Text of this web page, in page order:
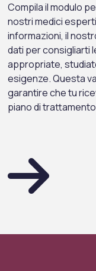
Compila il modulo
nostri medici
informazioni, il
dati per consigliarti
appropriate,
esigenze. Questa
garantire che tu
piano di